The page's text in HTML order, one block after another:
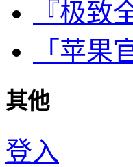
『极致
「苹果
其他
登入